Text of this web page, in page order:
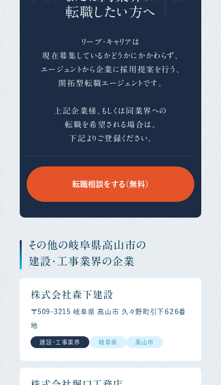
転職したい方へ
リープ・キャリアは
現在募集しているかどうかにかかわらず、
エージェントから企業に採用提案を行う、
開拓型転職エージェントです。
上記企業様、もしくは同業界への
転職を希望される場合は、
下記よりご登録ください。
転職相談をする（無料）
その他の岐阜県高山市の
建設・工事業界の企業
株式会社森下建設
〒509-3215 岐阜県 高山市 久々野町引下６２６番
地
建設・工事業界 岐阜県 高山市